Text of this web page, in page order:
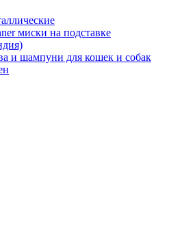
миски на подставке
и шампуни для кошек и собак